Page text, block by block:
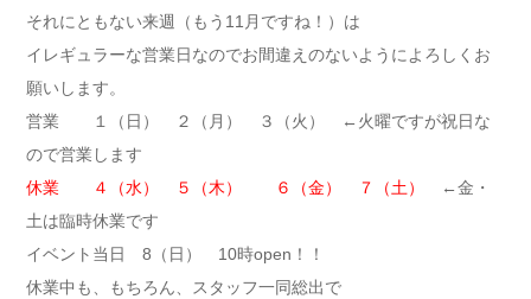
それにともない来週（もう11月ですね！）は
イレギュラーな営業日なのでお間違えのないようによろしくお
願いします。
営業 １（日） ２（月） ３（火） ←火曜ですが祝日な
ので営業します
休業 ４（水） ５（木） ６（金） ７（土）
←金・
土は臨時休業です
イベント当日 8（日） 10時open！！
休業中も、もちろん、スタッフ一同総出で